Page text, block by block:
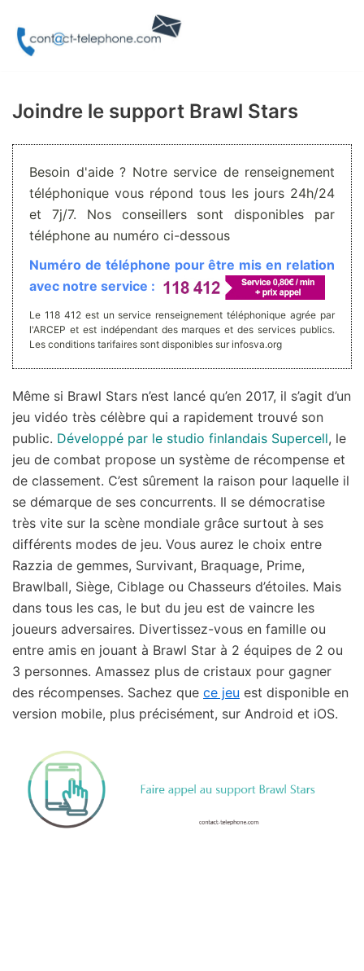
Aller
Joindre le support Brawl Stars
Besoin d'aide ? Notre service de renseignement
téléphonique vous répond tous les jours 24h/24
et 7j/7. Nos conseillers sont disponibles par
téléphone au numéro ci-dessous
Numéro de téléphone pour être mis en relation
avec notre service :
Le 118 412 est un service renseignement téléphonique agrée par
l'ARCEP et est indépendant des marques et des services publics.
Les conditions tarifaires sont disponibles sur infosva.org
Même si Brawl Stars n’est lancé qu’en 2017, il s’agit d’un
jeu vidéo très célèbre qui a rapidement trouvé son
public. Développé par le studio finlandais Supercell, le
jeu de combat propose un système de récompense et
de classement. C’est sûrement la raison pour laquelle il
se démarque de ses concurrents. Il se démocratise
très vite sur la scène mondiale grâce surtout à ses
différents modes de jeu. Vous aurez le choix entre
Razzia de gemmes, Survivant, Braquage, Prime,
Brawlball, Siège, Ciblage ou Chasseurs d’étoiles. Mais
dans tous les cas, le but du jeu est de vaincre les
joueurs adversaires. Divertissez-vous en famille ou
entre amis en jouant à Brawl Star à 2 équipes de 2 ou
3 personnes. Amassez plus de cristaux pour gagner
des récompenses. Sachez que ce jeu est disponible en
version mobile, plus précisément, sur Android et iOS.